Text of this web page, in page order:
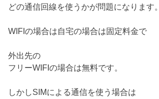
どの通信回線を使うかが問題になります。
WIFIの場合は自宅の場合は固定料金で
外出先の
フリーWIFIの場合は無料です。
しかしSIMによる通信を使う場合は